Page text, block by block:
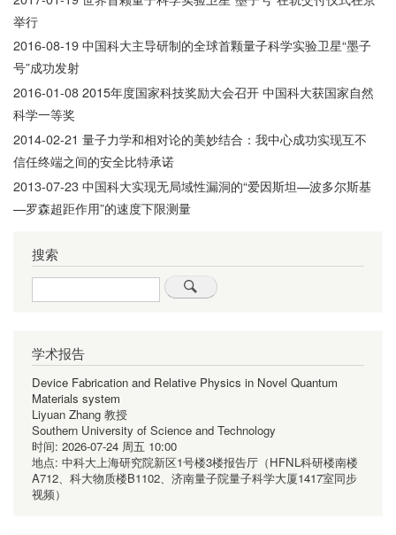
举行
2016-08-19中国科大主导研制的全球首颗量子科学实验卫星“墨子
号”成功发射
2016-01-082015年度国家科技奖励大会召开 中国科大获国家自然
科学一等奖
2014-02-21 量子力学和相对论的美妙结合：我中心成功实现互不
信任终端之间的安全比特承诺
2013-07-23中国科大实现无局域性漏洞的“爱因斯坦—波多尔斯基
—罗森超距作用”的速度下限测量
搜索
Search
学术报告
Device Fabrication and Relative Physics in Novel Quantum
Materials system
Liyuan Zhang 教授
Southern University of Science and Technology
时间: 2026-07-24 周五 10:00
地点: 中科大上海研究院新区1号楼3楼报告厅（HFNL科研楼南楼
A712、科大物质楼B1102、济南量子院量子科学大厦1417室同步
视频）